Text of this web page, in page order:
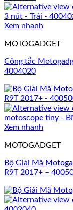
Xem nhanh
MOTOGADGET
Công tắc
4004020
Xem nhanh
MOTOGADGET
Bộ Giải Mã
R9T 2017+ –